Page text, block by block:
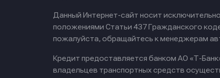
Данный Интернет-сайт носит
положениями Статьи 437 Гражданского
пожалуйста, обращайтесь к менеджерам
Кредит предоставляется банком АО «Т-
владельцев транспортных средств